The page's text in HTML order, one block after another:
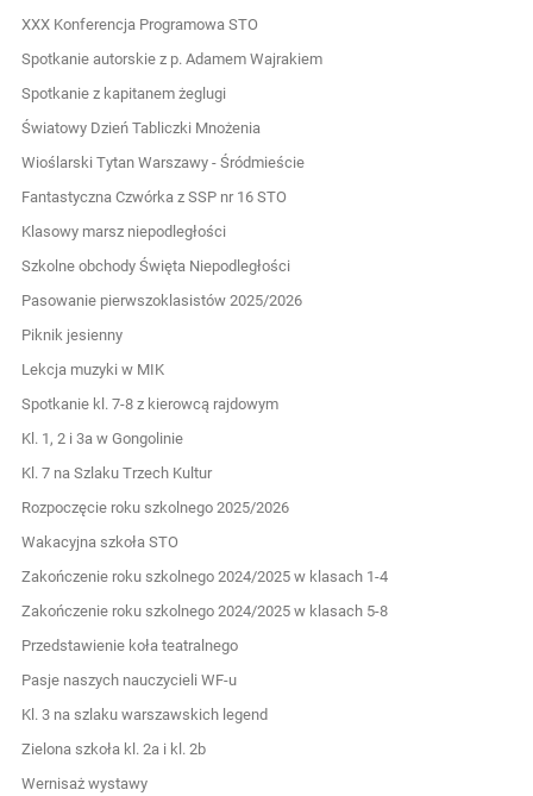
XXX Konferencja Programowa STO
Spotkanie autorskie z p. Adamem Wajrakiem
Spotkanie z kapitanem żeglugi
Światowy Dzień Tabliczki Mnożenia
Wioślarski Tytan Warszawy - Śródmieście
Fantastyczna Czwórka z SSP nr 16 STO
Klasowy marsz niepodległości
Szkolne obchody Święta Niepodległości
Pasowanie pierwszoklasistów 2025/2026
Piknik jesienny
Lekcja muzyki w MIK
Spotkanie kl. 7-8 z kierowcą rajdowym
Kl. 1, 2 i 3a w Gongolinie
Kl. 7 na Szlaku Trzech Kultur
Rozpoczęcie roku szkolnego 2025/2026
Wakacyjna szkoła STO
Zakończenie roku szkolnego 2024/2025 w klasach 1-4
Zakończenie roku szkolnego 2024/2025 w klasach 5-8
Przedstawienie koła teatralnego
Pasje naszych nauczycieli WF-u
Kl. 3 na szlaku warszawskich legend
Zielona szkoła kl. 2a i kl. 2b
Wernisaż wystawy